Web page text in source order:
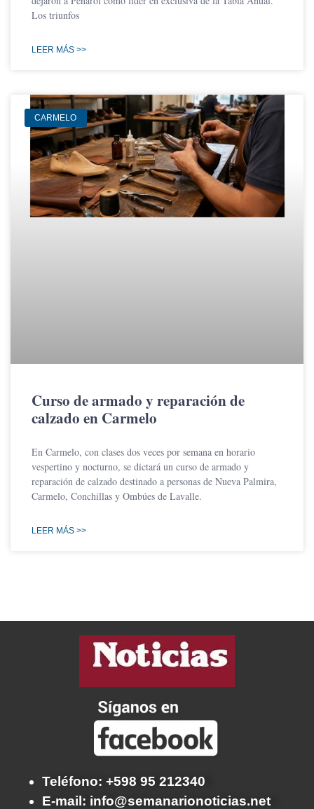
Los triunfos
LEER MÁS >>
CARMELO
Curso de armado y reparación de
calzado en Carmelo
En Carmelo, con clases dos veces por semana en horario
vespertino y nocturno, se dictará un curso de armado y
reparación de calzado destinado a personas de Nueva Palmira,
Carmelo, Conchillas y Ombúes de Lavalle.
LEER MÁS >>
Teléfono: +598 95 212340
E-mail: info@semanarionoticias.net